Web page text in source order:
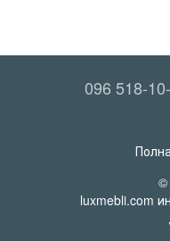
096 518-
©
luxmebli.com